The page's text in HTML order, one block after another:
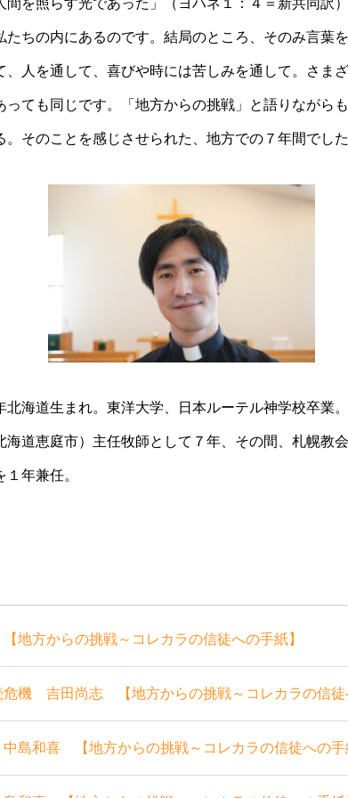
間を照らす光であった」（ヨハネ１：４＝新共同訳
たちの内にあるのです。結局のところ、そのみ言葉
人を通して、喜びや時には苦しみを通して。さま
ても同じです。「地方からの挑戦」と語りながら
そのことを感じさせられた、地方での７年間でした
海道生まれ。東洋大学、日本ルーテル神学校卒業
道恵庭市）主任牧師として７年、その間、札幌教
年兼任。
地方からの挑戦～コレカラの信徒への手紙】
危機 吉田尚志 【地方からの挑戦～コレカラの信徒
島和喜 【地方からの挑戦～コレカラの信徒への手